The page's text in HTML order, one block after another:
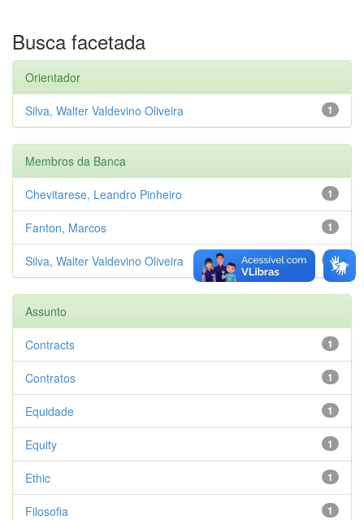
Busca facetada
Orientador
1
Silva, Walter Valdevino Oliveira
Membros da Banca
1
Chevitarese, Leandro Pinheiro
1
Fanton, Marcos
1
Silva, Walter Valdevino Oliveira
Assunto
1
Contracts
1
Contratos
1
Equidade
1
Equity
1
Ethic
1
Filosofia